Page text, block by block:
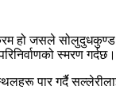
हो जसले
स्मरण गर्दछ।
पार गर्दै